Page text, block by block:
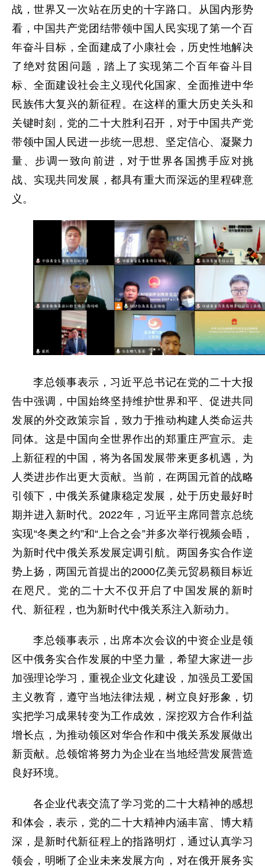
战，世界又一次站在历史的十字路口。从国内形势
看，中国共产党团结带领中国人民实现了第一个百
年奋斗目标，全面建成了小康社会，历史性地解决
了绝对贫困问题，踏上了实现第二个百年奋斗目
标、全面建设社会主义现代化国家、全面推进中华
民族伟大复兴的新征程。在这样的重大历史关头和
关键时刻，党的二十大胜利召开，对于中国共产党
带领中国人民进一步统一思想、坚定信心、凝聚力
量、步调一致向前进，对于世界各国携手应对挑
战、实现共同发展，都具有重大而深远的里程碑意
义。
李总领事表示，习近平总书记在党的二十大报
告中强调，中国始终坚持维护世界和平、促进共同
发展的外交政策宗旨，致力于推动构建人类命运共
同体。这是中国向全世界作出的郑重庄严宣示。走
上新征程的中国，将为各国发展带来更多机遇，为
人类进步作出更大贡献。当前，在两国元首的战略
引领下，中俄关系健康稳定发展，处于历史最好时
期并进入新时代。2022年，习近平主席同普京总统
实现“冬奥之约”和“上合之会”并多次举行视频会晤，
为新时代中俄关系发展定调引航。两国务实合作逆
势上扬，两国元首提出的2000亿美元贸易额目标近
在咫尺。党的二十大不仅开启了中国发展的新时
代、新征程，也为新时代中俄关系注入新动力。
李总领事表示，出席本次会议的中资企业是领
区中俄务实合作发展的中坚力量，希望大家进一步
加强理论学习，重视企业文化建设，加强员工爱国
主义教育，遵守当地法律法规，树立良好形象，切
实把学习成果转变为工作成效，深挖双方合作利益
增长点，为推动领区对华合作和中俄关系发展做出
新贡献。总领馆将努力为企业在当地经营发展营造
良好环境。
各企业代表交流了学习党的二十大精神的感想
和体会，表示，党的二十大精神内涵丰富、博大精
深，是新时代新征程上的指路明灯，通过认真学习
领会，明晰了企业未来发展方向，对在俄开展务实